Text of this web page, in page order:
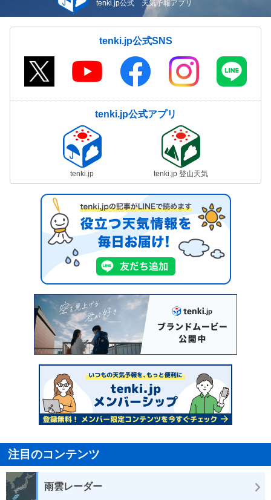
tenki.jp公式 天気予報アプリ
tenki.jp公式SNS
tenki.jp公式アプリ
tenki.jp tenki.jp 登山天気
注目のコンテンツ
雨雲レーダー